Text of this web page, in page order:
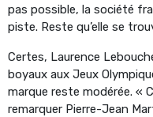
pas possible, la société
piste. Reste qu’elle se
Certes, Laurence
boyaux aux Jeux
marque reste modérée. «
remarquer Pierre-Jean